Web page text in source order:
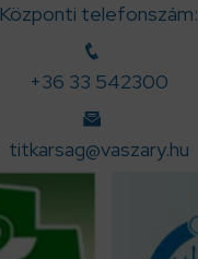
Központi telefonszám:
+36 33 542300
titkarsag@vaszary.hu